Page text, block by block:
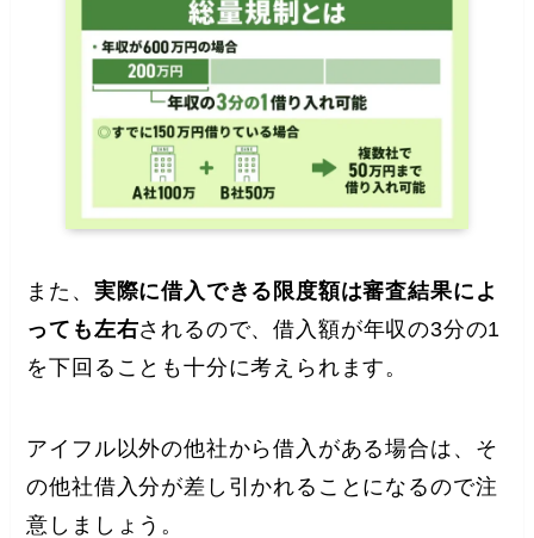
また、 実際に借入できる限度額は審査結果によ
っても左右されるので、借入額が年収の3分の1
を下回ることも十分に考えられます。
アイフル以外の他社から借入がある場合は、そ
の他社借入分が差し引かれることになるので注
意しましょう。